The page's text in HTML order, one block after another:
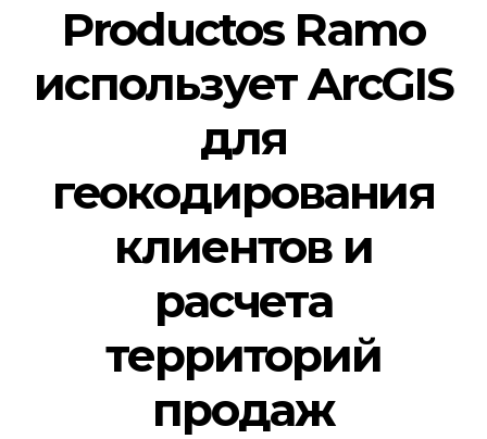
Productos Ramo
использует ArcGIS
для
геокодирования
клиентов и
расчета
территорий
продаж